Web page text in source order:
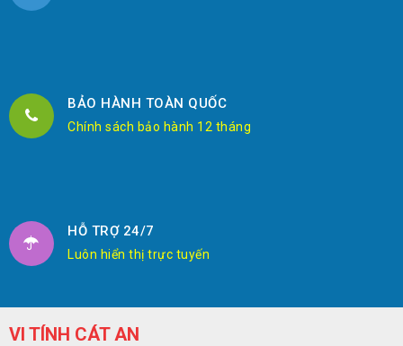
BẢO HÀNH TOÀN QUỐC
Chính sách bảo hành 12 tháng
HỖ TRỢ 24/7
Luôn hiển thị trực tuyến
VI TÍNH CÁT AN